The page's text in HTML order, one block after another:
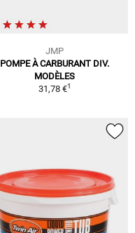
JMP
POMPE À CARBURANT DIV.
MODÈLES
31,78 €1